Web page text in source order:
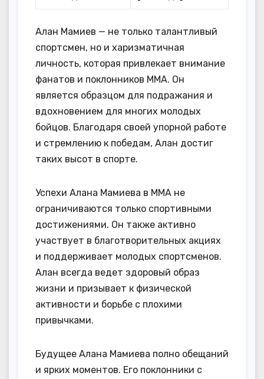
Алан Мамиев — не только талантливый
спортсмен, но и харизматичная
личность, которая привлекает внимание
фанатов и поклонников ММА. Он
является образцом для подражания и
вдохновением для многих молодых
бойцов. Благодаря своей упорной работе
и стремлению к победам, Алан достиг
таких высот в спорте.
Успехи Алана Мамиева в ММА не
ограничиваются только спортивными
достижениями. Он также активно
участвует в благотворительных акциях
и поддерживает молодых спортсменов.
Алан всегда ведет здоровый образ
жизни и призывает к физической
активности и борьбе с плохими
привычками.
Будущее Алана Мамиева полно обещаний
и ярких моментов. Его поклонники с